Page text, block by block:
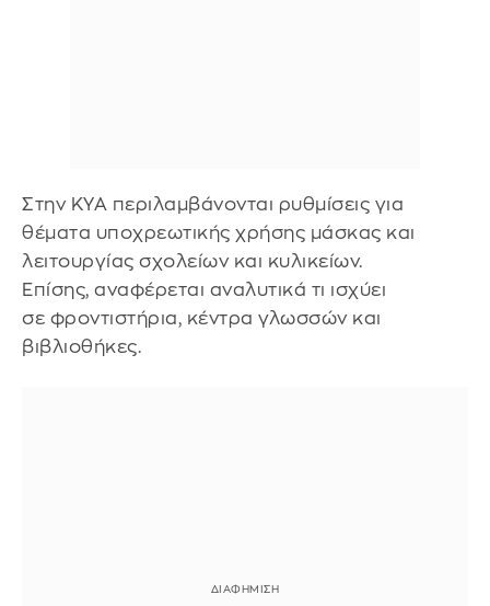
Στην ΚΥΑ περιλαμβάνονται ρυθμίσεις για
θέματα υποχρεωτικής χρήσης μάσκας και
λειτουργίας σχολείων και κυλικείων.
Επίσης, αναφέρεται αναλυτικά τι ισχύει
σε φροντιστήρια, κέντρα γλωσσών και
βιβλιοθήκες.